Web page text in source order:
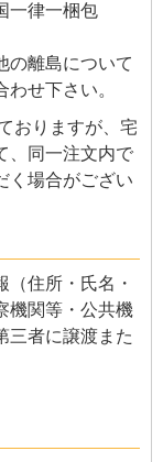
一律一梱包
の離島について
せ下さい。
おりますが、宅
、同一注文内で
く場合がござい
住所・氏名・
機関等・公共機
三者に譲渡また